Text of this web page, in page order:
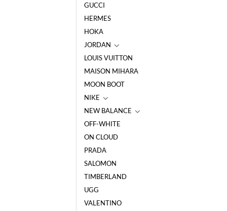
GUCCI
HERMES
HOKA
JORDAN
LOUIS VUITTON
MAISON MIHARA
MOON BOOT
NIKE
NEW BALANCE
OFF-WHITE
ON CLOUD
PRADA
SALOMON
TIMBERLAND
UGG
VALENTINO